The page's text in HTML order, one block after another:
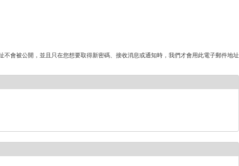
會被公開，並且只在您想要取得新密碼、接收消息或通知時，我們才會用此電子郵件地址